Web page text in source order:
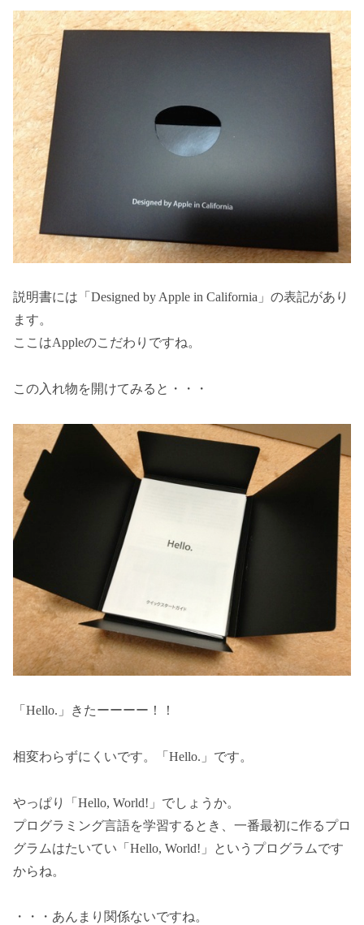
説明書には「Designed by Apple in California」の表記があり
ます。
ここはAppleのこだわりですね。
この入れ物を開けてみると・・・
「Hello.」きたーーーー！！
相変わらずにくいです。「Hello.」です。
やっぱり「Hello, World!」でしょうか。
プログラミング言語を学習するとき、一番最初に作るプロ
グラムはたいてい「Hello, World!」というプログラムです
からね。
・・・あんまり関係ないですね。